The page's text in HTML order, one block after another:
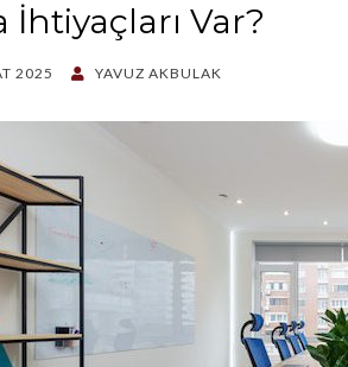
İhtiyaçları Var?
2025 YAVUZ AKBULAK